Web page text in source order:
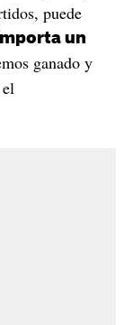
puede
un
ganado y